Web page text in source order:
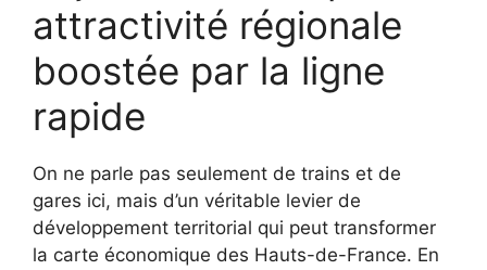
attractivité régionale
boostée par la ligne
rapide
On ne parle pas seulement de trains et de
gares ici, mais d’un véritable levier de
développement territorial qui peut transformer
la carte économique des Hauts-de-France. En